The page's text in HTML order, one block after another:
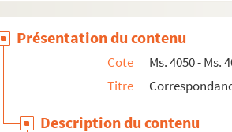
Présentation du contenu
Cote
Ms. 4050 - Ms.
Titre
Description du contenu